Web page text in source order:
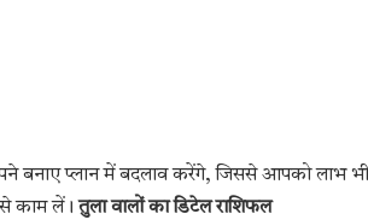
प्लान में बदलाव करेंगे, जिससे आपको लाभ भी
से काम लें।तुला वालों का डिटेल राशिफल